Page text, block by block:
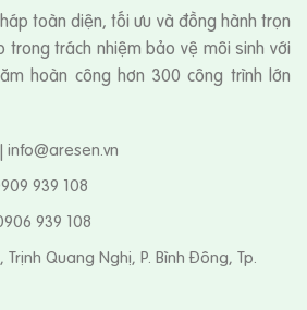
toàn diện, tối ưu và đồng hành trọn
trong trách nhiệm bảo vệ môi sinh với
hoàn công hơn 300 công trình lớn
info@aresen.vn
939 108
939 108
Quang Nghị, P. Bình Đông, Tp.